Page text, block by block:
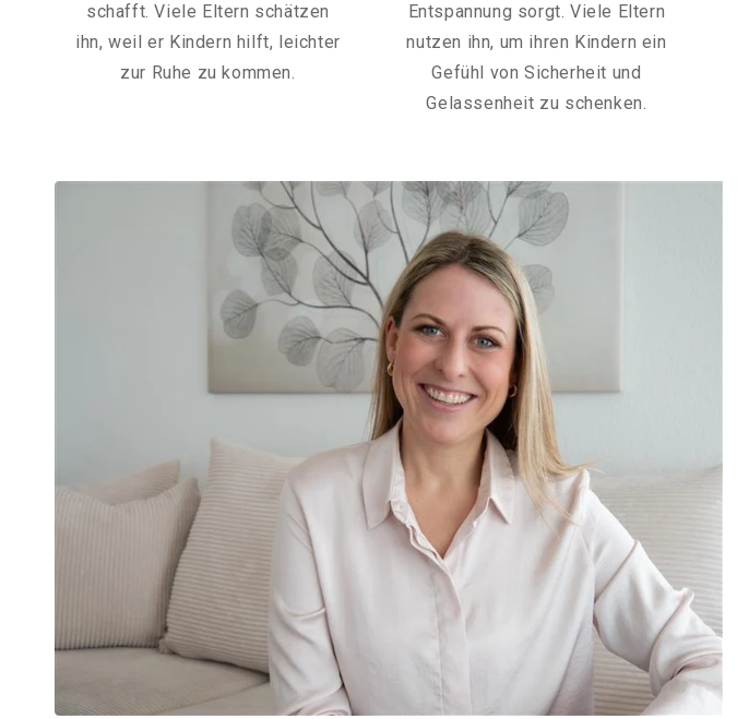
schafft. Viele Eltern schätzen
ihn, weil er Kindern hilft, leichter
zur Ruhe zu kommen.
Entspannung sorgt. Viele Eltern
nutzen ihn, um ihren Kindern ein
Gefühl von Sicherheit und
Gelassenheit zu schenken.